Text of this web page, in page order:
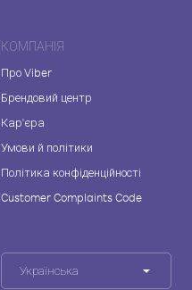
КОМПАНІЯ
Про Viber
Брендовий центр
Кар'єра
Умови й політики
Політика конфіденційності
Customer Complaints Code
Українська